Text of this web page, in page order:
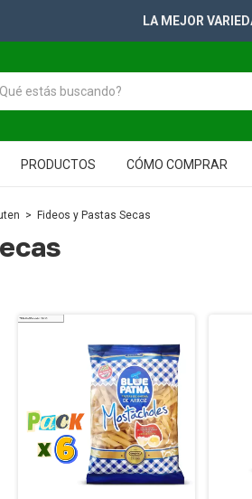
+2500
PRODUCTOS CÓMO COMPRAR
> Fideos y Pastas Secas